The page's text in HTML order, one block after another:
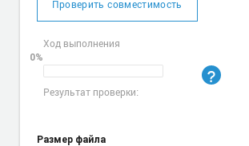
Проверить совместимость
Ход выполнения
0%
Результат проверки:
Размер файла